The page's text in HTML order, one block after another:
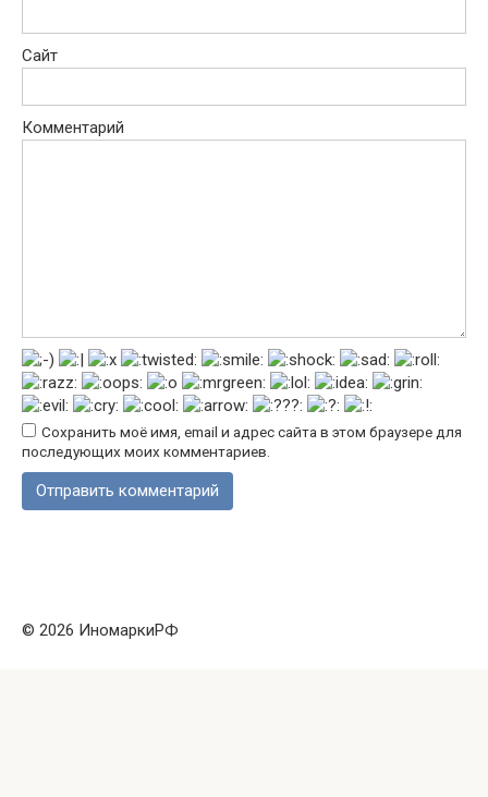
Сайт
Комментарий
Сохранить моё имя, email и адрес сайта в этом браузере для
последующих моих комментариев.
© 2026 ИномаркиРФ